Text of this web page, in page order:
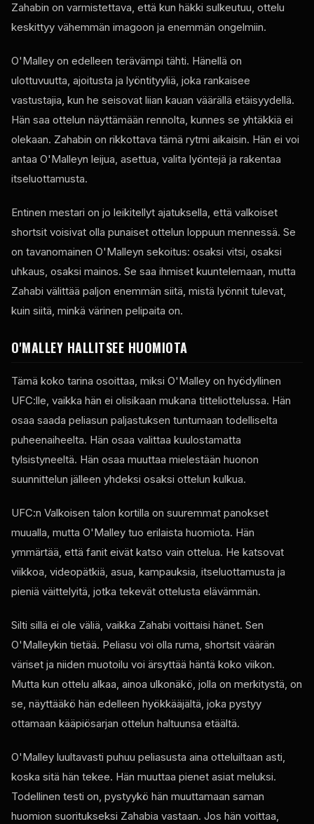
Zahabin on varmistettava, että kun häkki sulkeutuu, ottelu
keskittyy vähemmän imagoon ja enemmän ongelmiin.
O'Malley on edelleen terävämpi tähti. Hänellä on
ulottuvuutta, ajoitusta ja lyöntityyliä, joka rankaisee
vastustajia, kun he seisovat liian kauan väärällä etäisyydellä.
Hän saa ottelun näyttämään rennolta, kunnes se yhtäkkiä ei
olekaan. Zahabin on rikkottava tämä rytmi aikaisin. Hän ei voi
antaa O'Malleyn leijua, asettua, valita lyöntejä ja rakentaa
itseluottamusta.
Entinen mestari on jo leikitellyt ajatuksella, että valkoiset
shortsit voisivat olla punaiset ottelun loppuun mennessä. Se
on tavanomainen O'Malleyn sekoitus: osaksi vitsi, osaksi
uhkaus, osaksi mainos. Se saa ihmiset kuuntelemaan, mutta
Zahabi välittää paljon enemmän siitä, mistä lyönnit tulevat,
kuin siitä, minkä värinen pelipaita on.
O'MALLEY HALLITSEE HUOMIOTA
Tämä koko tarina osoittaa, miksi O'Malley on hyödyllinen
UFC:lle, vaikka hän ei olisikaan mukana titteliottelussa. Hän
osaa saada peliasun paljastuksen tuntumaan todelliselta
puheenaiheelta. Hän osaa valittaa kuulostamatta
tylsistyneeltä. Hän osaa muuttaa mielestään huonon
suunnittelun jälleen yhdeksi osaksi ottelun kulkua.
UFC:n Valkoisen talon kortilla on suuremmat panokset
muualla, mutta O'Malley tuo erilaista huomiota. Hän
ymmärtää, että fanit eivät katso vain ottelua. He katsovat
viikkoa, videopätkiä, asua, kampauksia, itseluottamusta ja
pieniä väittelyitä, jotka tekevät ottelusta elävämmän.
Silti sillä ei ole väliä, vaikka Zahabi voittaisi hänet. Sen
O'Malleykin tietää. Peliasu voi olla ruma, shortsit väärän
väriset ja niiden muotoilu voi ärsyttää häntä koko viikon.
Mutta kun ottelu alkaa, ainoa ulkonäkö, jolla on merkitystä, on
se, näyttääkö hän edelleen hyökkääjältä, joka pystyy
ottamaan kääpiösarjan ottelun haltuunsa etäältä.
O'Malley luultavasti puhuu peliasusta aina otteluiltaan asti,
koska sitä hän tekee. Hän muuttaa pienet asiat meluksi.
Todellinen testi on, pystyykö hän muuttamaan saman
huomion suoritukseksi Zahabia vastaan. Jos hän voittaa,